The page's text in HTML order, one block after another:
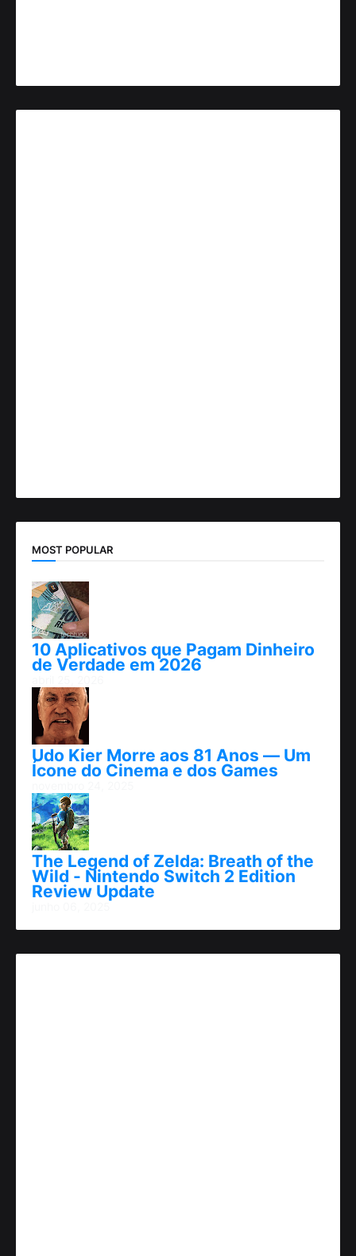
MOST POPULAR
10 Aplicativos que Pagam Dinheiro
de Verdade em 2026
Udo Kier Morre aos 81 Anos — Um
Ícone do Cinema e dos Games
The Legend of Zelda: Breath of the
Wild - Nintendo Switch 2 Edition
Review Update